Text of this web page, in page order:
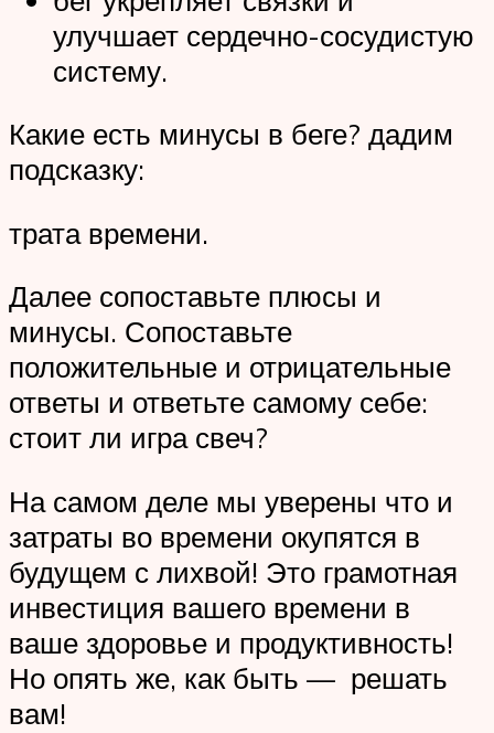
улучшает сердечно-сосудистую
систему.
Какие есть минусы в беге? дадим
подсказку:
трата времени.
Далее сопоставьте плюсы и
минусы. Сопоставьте
положительные и отрицательные
ответы и ответьте самому себе:
стоит ли игра свеч?
На самом деле мы уверены что и
затраты во времени окупятся в
будущем с лихвой! Это грамотная
инвестиция вашего времени в
ваше здоровье и продуктивность!
Но опять же, как быть — решать
вам!